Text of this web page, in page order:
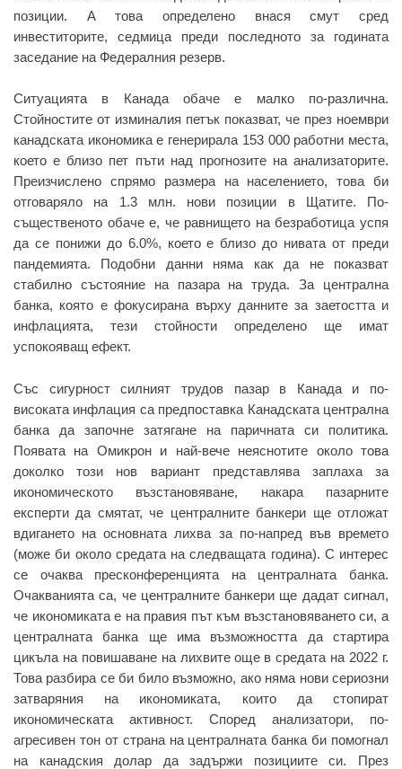
позиции. А това определено внася смут сред
инвеститорите, седмица преди последното за годината
заседание на Федералния резерв.
Ситуацията в Канада обаче е малко по-различна.
Стойностите от изминалия петък показват, че през ноември
канадската икономика е генерирала 153 000 работни места,
което е близо пет пъти над прогнозите на анализаторите.
Преизчислено спрямо размера на населението, това би
отговаряло на 1.3 млн. нови позиции в Щатите. По-
същественото обаче е, че равнището на безработица успя
да се понижи до 6.0%, което е близо до нивата от преди
пандемията. Подобни данни няма как да не показват
стабилно състояние на пазара на труда. За централна
банка, която е фокусирана върху данните за заетостта и
инфлацията, тези стойности определено ще имат
успокояващ ефект.
Със сигурност силният трудов пазар в Канада и по-
високата инфлация са предпоставка Канадската централна
банка да започне затягане на паричната си политика.
Появата на Омикрон и най-вече неяснотите около това
доколко този нов вариант представлява заплаха за
икономическото възстановяване, накара пазарните
експерти да смятат, че централните банкери ще отложат
вдигането на основната лихва за по-напред във времето
(може би около средата на следващата година). С интерес
се очаква пресконференцията на централната банка.
Очакванията са, че централните банкери ще дадат сигнал,
че икономиката е на правия път към възстановяването си, а
централната банка ще има възможността да стартира
цикъла на повишаване на лихвите още в средата на 2022 г.
Това разбира се би било възможно, ако няма нови сериозни
затваряния на икономиката, които да стопират
икономическата активност. Според анализатори, по-
агресивен тон от страна на централната банка би помогнал
на канадския долар да задържи позициите си. През